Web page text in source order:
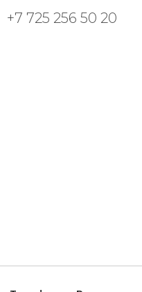
+7 725 256 50 20